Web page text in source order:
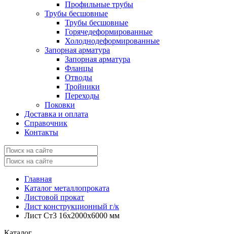
Профильные трубы
Трубы бесшовные
Трубы бесшовные
Горячедеформированные
Холоднодеформированные
Запорная арматура
Запорная арматура
Фланцы
Отводы
Тройники
Переходы
Поковки
Доставка и оплата
Справочник
Контакты
Главная
Каталог металлопроката
Листовой прокат
Лист конструкционный г/к
Лист Ст3 16x2000x6000 мм